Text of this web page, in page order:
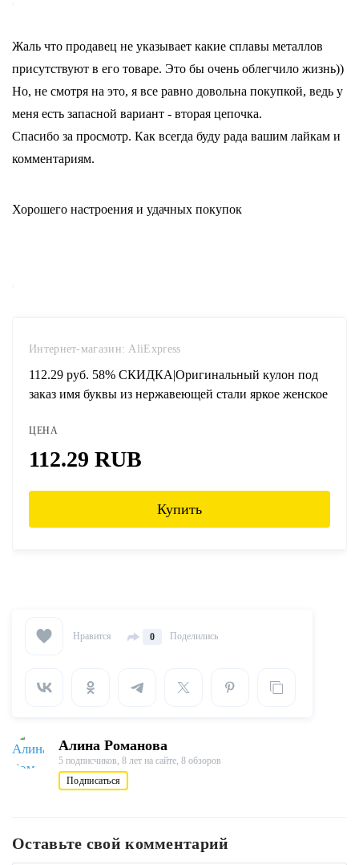
Жаль что продавец не указывает какие сплавы металлов
присутствуют в его товаре. Это бы очень облегчило жизнь))
Но, не смотря на это, я все равно довольна покупкой, ведь у
меня есть запасной вариант - вторая цепочка.
Спасибо за просмотр. Как всегда буду рада вашим лайкам и
комментариям.
Хорошего настроения и удачных покупок
Интернет-магазин: AliExpress
112.29 руб. 58% СКИДКА|Оригинальный кулон под
заказ имя буквы из нержавеющей стали яркое женское
многослойное колье ожерелье-in Ожерелья-чокеры
from Украшения и аксессуары on Aliexpress.com |
Alibaba Group
ЦЕНА
112.29 RUB
Купить
Нравится 0 Поделились
Алина Романова
5 подписчиков, 8 лет на сайте, 8 обзоров
Подписаться
Оставьте свой комментарий